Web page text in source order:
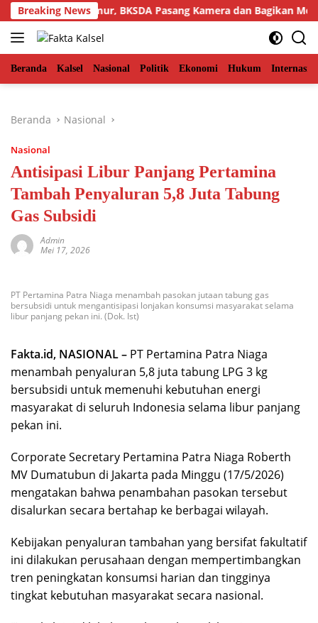
Langsung
ke
konten
Breaking News
Aceh Timur, BKSDA Pasang Kamera dan Bagikan Mercon
Beranda Kalsel Nasional Politik Ekonomi Hukum
Beranda Nasional
Nasional
Antisipasi Libur Panjang Pertamina
Tambah Penyaluran 5,8 Juta Tabung
Gas Subsidi
Admin
Mei 17, 2026
PT Pertamina Patra Niaga menambah pasokan jutaan tabung gas
bersubsidi untuk mengantisipasi lonjakan konsumsi masyarakat selama
libur panjang pekan ini. (Dok. Ist)
Fakta.id, NASIONAL – PT Pertamina Patra Niaga
menambah penyaluran 5,8 juta tabung LPG 3 kg
bersubsidi untuk memenuhi kebutuhan energi
masyarakat di seluruh Indonesia selama libur panjang
pekan ini.
Corporate Secretary Pertamina Patra Niaga Roberth
MV Dumatubun di Jakarta pada Minggu (17/5/2026)
mengatakan bahwa penambahan pasokan tersebut
disalurkan secara bertahap ke berbagai wilayah.
Kebijakan penyaluran tambahan yang bersifat fakultatif
ini dilakukan perusahaan dengan mempertimbangkan
tren peningkatan konsumsi harian dan tingginya
tingkat kebutuhan masyarakat secara nasional.